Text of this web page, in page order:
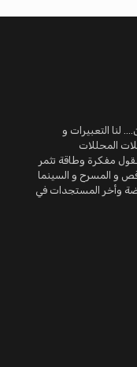
لنا التعبيرات و
المحللات
مفكرة وطاقة تثمر
و المسرح و السينما
وأخر المستجدات في